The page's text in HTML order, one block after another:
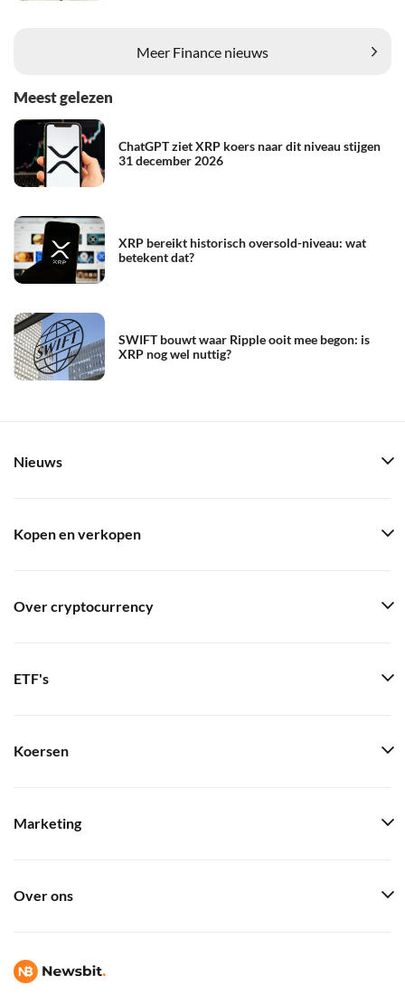
Meer Finance nieuws
Meest gelezen
ChatGPT ziet XRP koers naar dit niveau stijgen
31 december 2026
XRP bereikt historisch oversold-niveau: wat
betekent dat?
SWIFT bouwt waar Ripple ooit mee begon: is
XRP nog wel nuttig?
Nieuws
Kopen en verkopen
Over cryptocurrency
ETF's
Koersen
Marketing
Over ons